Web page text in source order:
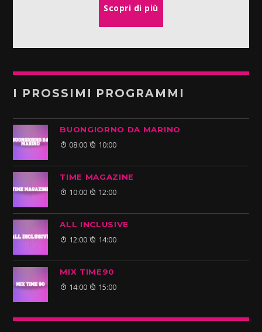
Scopri di più
I PROSSIMI PROGRAMMI
BUONGIORNO DA MARINO
08:00 10:00
TIME MAGAZINE
10:00 12:00
ALL INCLUSIVE
12:00 14:00
MIX TIME90
14:00 15:00